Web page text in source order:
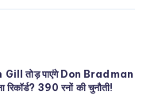
Gill तोड़ पाएंगे Don Bradman
रिकॉर्ड? 390 रनों की चुनौती!